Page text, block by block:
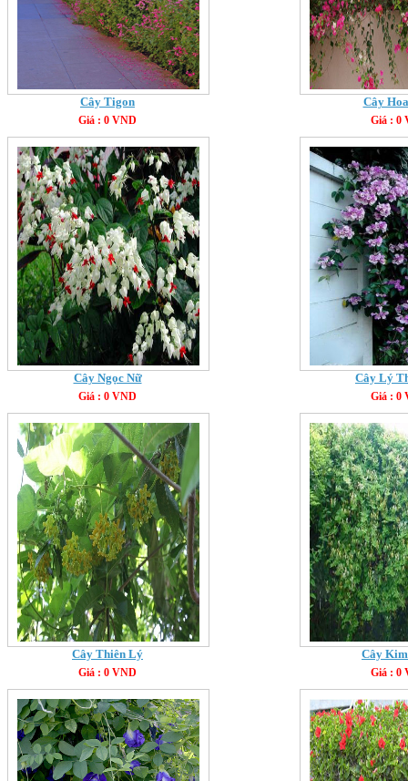
Cây Tigon
Giá : 0 VND
Cây
Giá : 0
Cây Ngọc Nữ
Giá : 0 VND
Cây Lý
Giá : 0
Cây Thiên Lý
Giá : 0 VND
Cây
Giá : 0